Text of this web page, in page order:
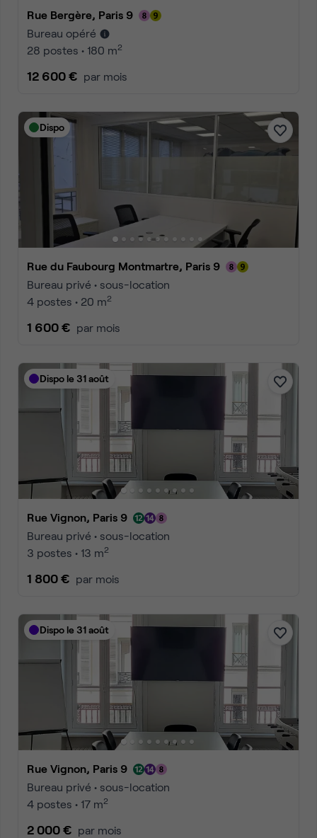
Rue Bergère, Paris 9
Bureau opéré
28 postes • 180 m2
12 600 € par mois
Dispo
Rue du Faubourg Montmartre, Paris 9
Bureau privé • sous-location
4 postes • 20 m2
1 600 € par mois
Dispo le 31 août
Rue Vignon, Paris 9
Bureau privé • sous-location
3 postes • 13 m2
1 800 € par mois
Dispo le 31 août
Rue Vignon, Paris 9
Bureau privé • sous-location
4 postes • 17 m2
2 000 € par mois